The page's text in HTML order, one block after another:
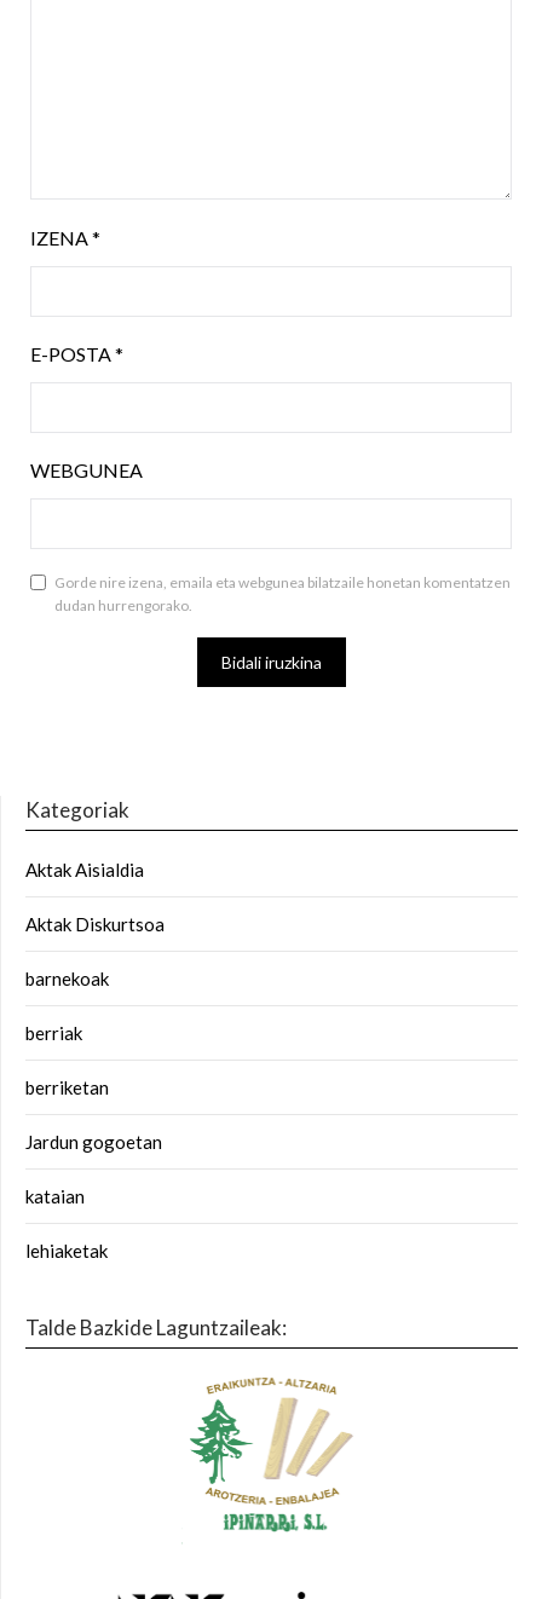
IZENA*
E-POSTA*
WEBGUNEA
Gorde nire izena, emaila eta webgunea bilatzaile honetan komentatzen
dudan hurrengorako.
Kategoriak
Aktak Aisialdia
Aktak Diskurtsoa
barnekoak
berriak
berriketan
Jardun gogoetan
kataian
lehiaketak
Talde Bazkide Laguntzaileak: